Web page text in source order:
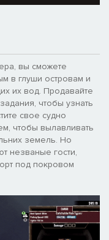
вы сможете
в глуши островам и
их вод. Продавайте
чтобы узнать
свое судно
чтобы вылавливать
земель. Но
незваные гости,
под покровом